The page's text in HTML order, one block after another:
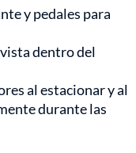
y pedales para
dentro del
al estacionar y al
durante las